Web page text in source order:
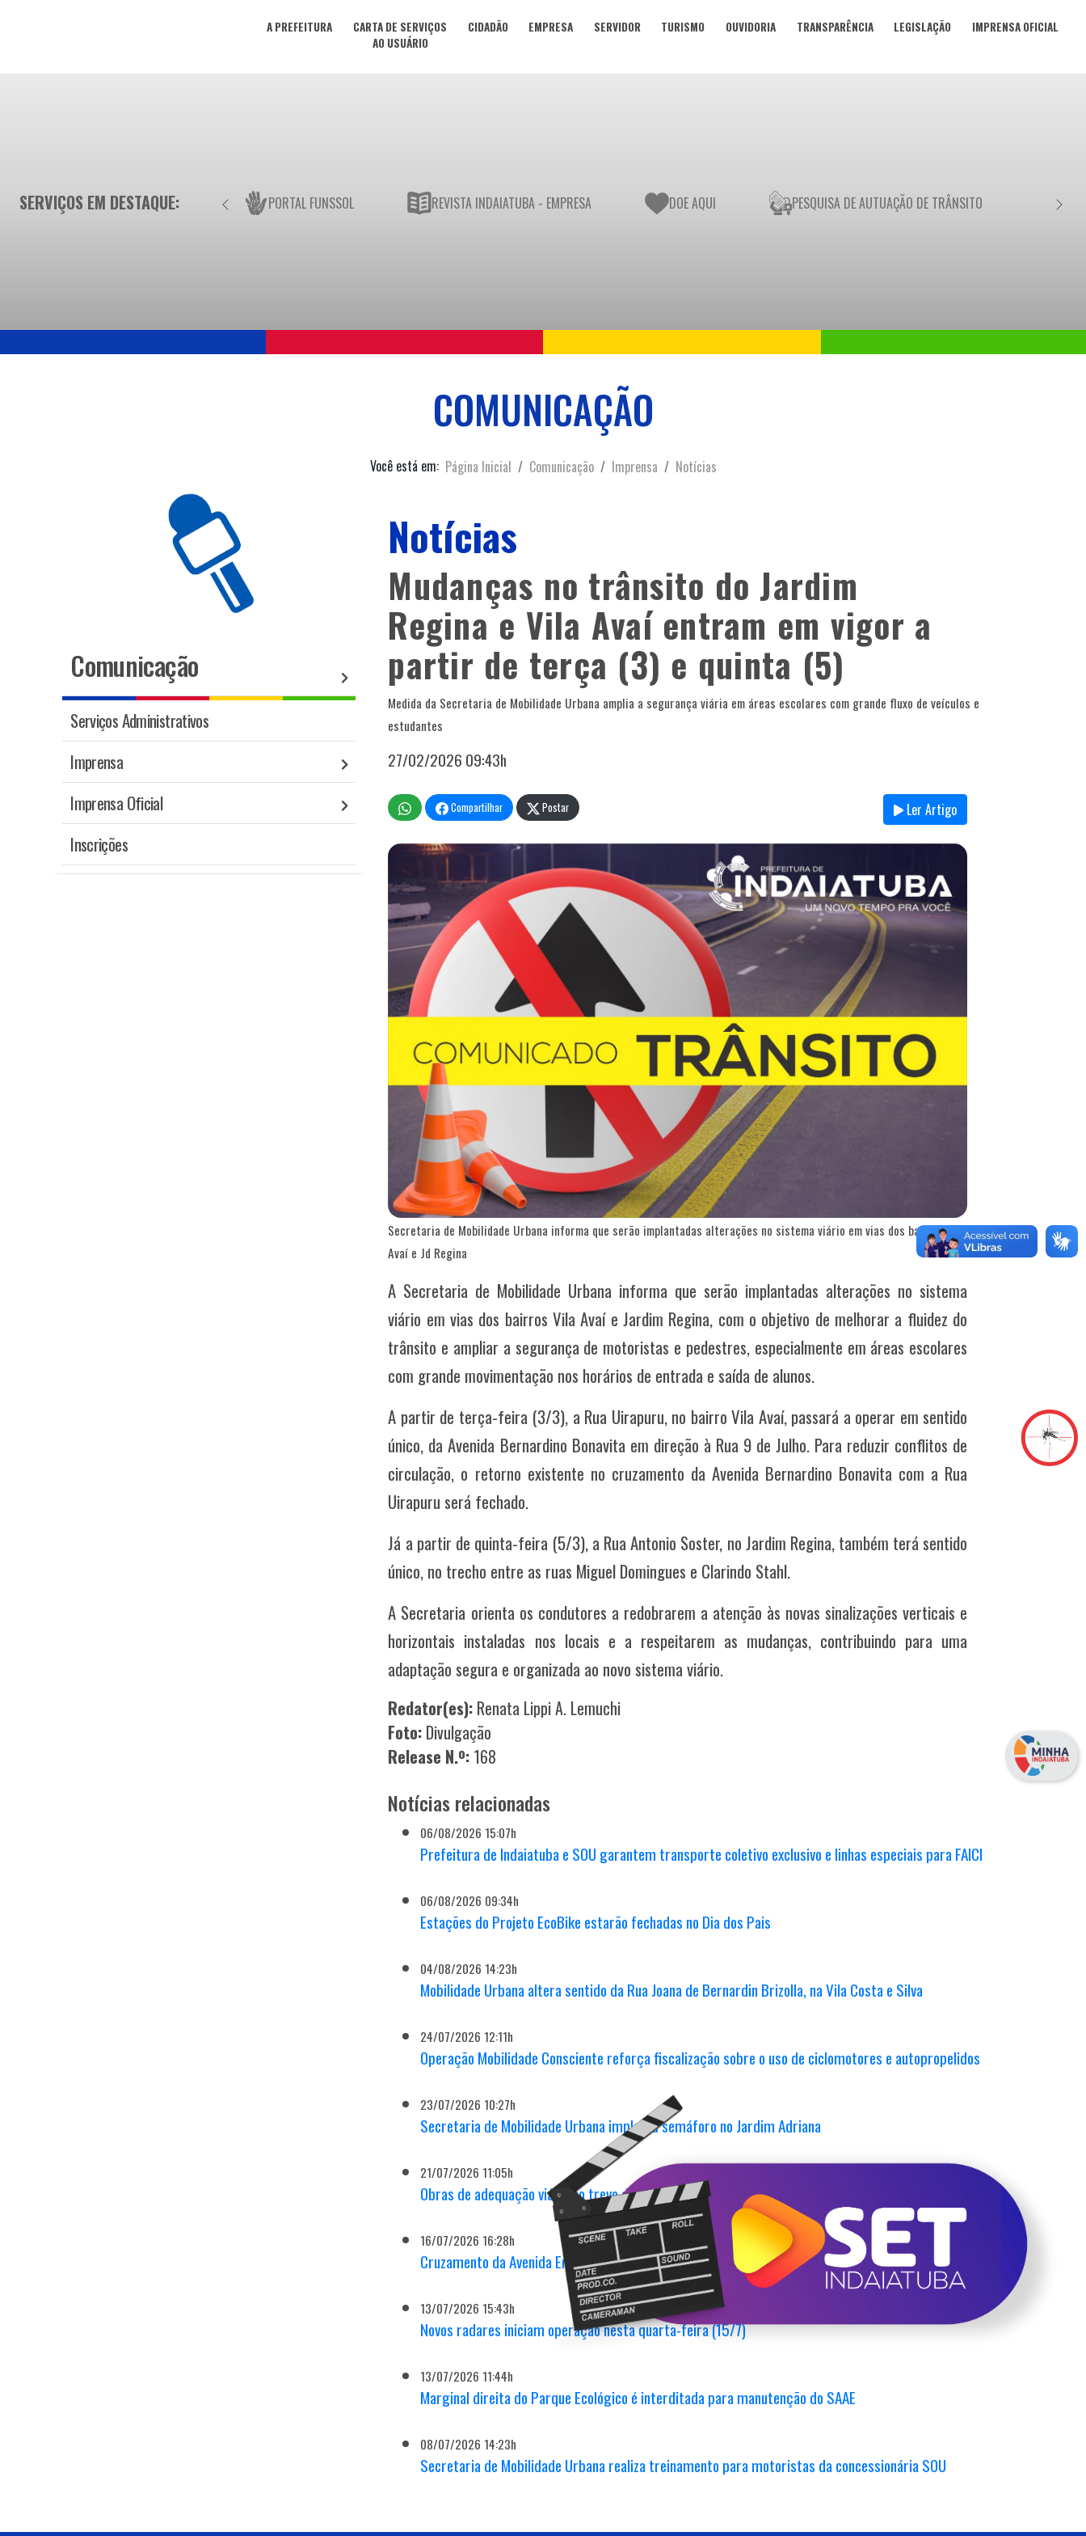
A PREFEITURA
CARTA DE SERVIÇOS
AO USUÁRIO
CIDADÃO EMPRESA SERVIDOR TURISMO OUVIDORIA TRANSPARÊNCIA LEGISLAÇÃO IMPRENSA OFICIAL
SERVIÇOS EM DESTAQUE: PORTAL FUNSSOL REVISTA INDAIATUBA - EMPRESA DOE AQUI PESQUISA DE AUTUAÇÃO DE TRÂNSITO
COMUNICAÇÃO
Você está em: Página Inicial Comunicação Imprensa Notícias
Comunicação
Serviços Administrativos
Imprensa
Imprensa Oficial
Inscrições
Notícias
Mudanças no trânsito do Jardim
Regina e Vila Avaí entram em vigor a
partir de terça (3) e quinta (5)
Medida da Secretaria de Mobilidade Urbana amplia a segurança viária em áreas escolares com grande fluxo de veículos e
estudantes
27/02/2026 09:43h
Compartilhar Postar Ler Artigo
Secretaria de Mobilidade Urbana informa que serão implantadas alterações no sistema viário em vias dos bairros Vl
Avaí e Jd Regina
A Secretaria de Mobilidade Urbana informa que serão implantadas alterações no sistema
viário em vias dos bairros Vila Avaí e Jardim Regina, com o objetivo de melhorar a fluidez do
trânsito e ampliar a segurança de motoristas e pedestres, especialmente em áreas escolares
com grande movimentação nos horários de entrada e saída de alunos.
A partir de terça-feira (3/3), a Rua Uirapuru, no bairro Vila Avaí, passará a operar em sentido
único, da Avenida Bernardino Bonavita em direção à Rua 9 de Julho. Para reduzir conflitos de
circulação, o retorno existente no cruzamento da Avenida Bernardino Bonavita com a Rua
Uirapuru será fechado.
Já a partir de quinta-feira (5/3), a Rua Antonio Soster, no Jardim Regina, também terá sentido
único, no trecho entre as ruas Miguel Domingues e Clarindo Stahl.
A Secretaria orienta os condutores a redobrarem a atenção às novas sinalizações verticais e
horizontais instaladas nos locais e a respeitarem as mudanças, contribuindo para uma
adaptação segura e organizada ao novo sistema viário.
Redator(es): Renata Lippi A. Lemuchi
Foto: Divulgação
Release N.º: 168
Notícias relacionadas
06/08/2026 15:07h
Prefeitura de Indaiatuba e SOU garantem transporte coletivo exclusivo e linhas especiais para FAICI
06/08/2026 09:34h
Estações do Projeto EcoBike estarão fechadas no Dia dos Pais
04/08/2026 14:23h
Mobilidade Urbana altera sentido da Rua Joana de Bernardin Brizolla, na Vila Costa e Silva
24/07/2026 12:11h
Operação Mobilidade Consciente reforça fiscalização sobre o uso de ciclomotores e autopropelidos
23/07/2026 10:27h
Secretaria de Mobilidade Urbana implanta semáforo no Jardim Adriana
21/07/2026 11:05h
Obras de adequação viária no trevo da rodoviária são iniciadas
16/07/2026 16:28h
Cruzamento da Avenida Engº Fábio Roberto Barnabé com Rua Antônio Cantelli recebe novo semáforo
13/07/2026 15:43h
Novos radares iniciam operação nesta quarta-feira (15/7)
13/07/2026 11:44h
Marginal direita do Parque Ecológico é interditada para manutenção do SAAE
08/07/2026 14:23h
Secretaria de Mobilidade Urbana realiza treinamento para motoristas da concessionária SOU